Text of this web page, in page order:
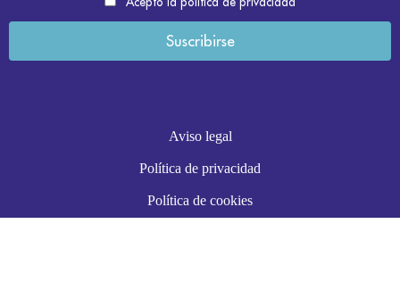
Aviso legal
Política de privacidad
Política de cookies